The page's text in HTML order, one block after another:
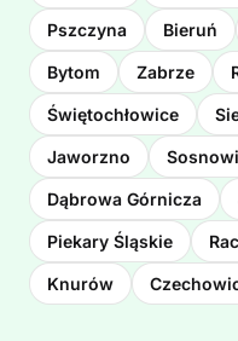
Pszczyna Bieruń
Bytom Zabrze
Świętochłowice
Jaworzno
Dąbrowa Górnicza
Piekary Śląskie
Knurów